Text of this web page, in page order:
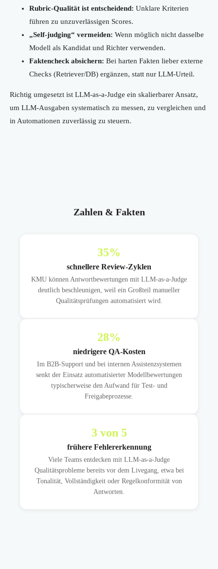
Rubric-Qualität ist entscheidend: Unklare Kriterien
führen zu unzuverlässigen Scores.
„Self-judging“ vermeiden: Wenn möglich nicht dasselbe
Modell als Kandidat und Richter verwenden.
Faktencheck absichern: Bei harten Fakten lieber externe
Checks (Retriever/DB) ergänzen, statt nur LLM-Urteil.
Richtig umgesetzt ist LLM-as-a-Judge ein skalierbarer Ansatz,
um LLM-Ausgaben systematisch zu messen, zu vergleichen und
in Automationen zuverlässig zu steuern.
Zahlen & Fakten
35%
schnellere Review-Zyklen
KMU können Antwortbewertungen mit LLM-as-a-Judge
deutlich beschleunigen, weil ein Großteil manueller
Qualitätsprüfungen automatisiert wird.
28%
niedrigere QA-Kosten
Im B2B-Support und bei internen Assistenzsystemen
senkt der Einsatz automatisierter Modellbewertungen
typischerweise den Aufwand für Test- und
Freigabeprozesse.
3von 5
frühere Fehlererkennung
Viele Teams entdecken mit LLM-as-a-Judge
Qualitätsprobleme bereits vor dem Livegang, etwa bei
Tonalität, Vollständigkeit oder Regelkonformität von
Antworten.